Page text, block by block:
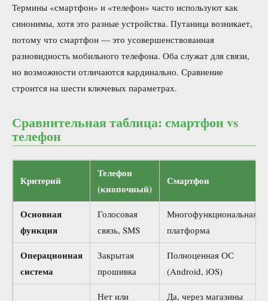
Термины «смартфон» и «телефон» часто используют как
синонимы, хотя это разные устройства. Путаница возникает,
потому что смартфон — это усовершенствованная
разновидность мобильного телефона. Оба служат для связи,
но возможности отличаются кардинально. Сравнение
строится на шести ключевых параметрах.
Сравнительная таблица: смартфон vs
телефон
Критерий
Телефон
(кнопочный)
Смартфон
Основная
функция
Голосовая
связь, SMS
Многофункциональная
платформа
Операционная
система
Закрытая
прошивка
Полноценная ОС
(Android, iOS)
Нет или
Да, через магазины